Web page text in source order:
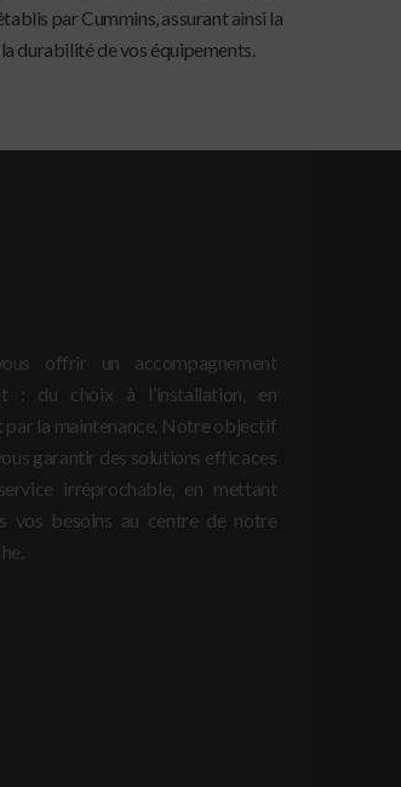
par Cummins, assurant ainsi la
durabilité de vos équipements.